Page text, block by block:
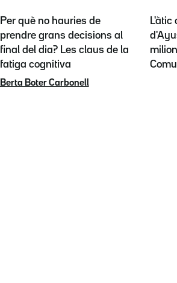
Per què no hauries de
prendre grans decisions al
final del dia? Les claus de la
fatiga cognitiva
Berta Boter Carbonell
L'àtic